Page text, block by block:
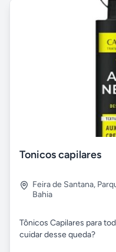
Tonicos capilares
Feira de Santana,
Bahia
Tônicos Capilares para
cuidar desse queda?